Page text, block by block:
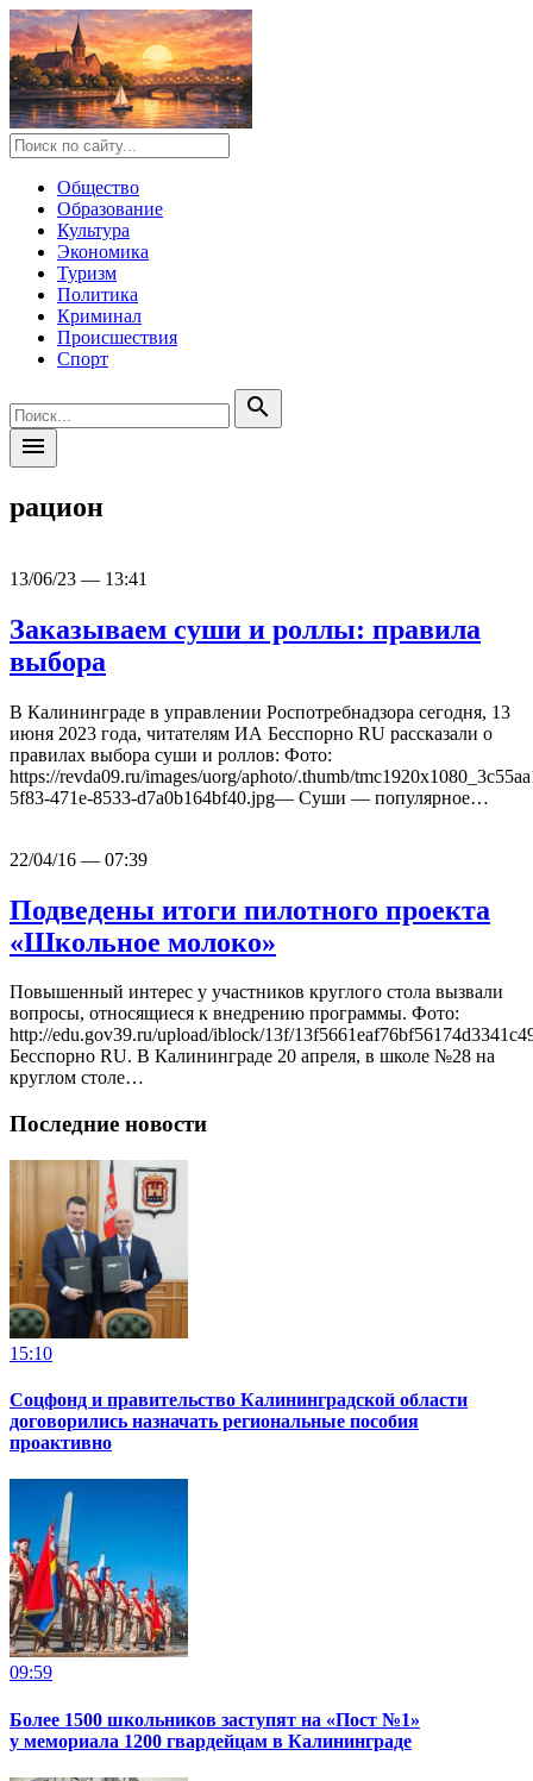
Общество
Образование
Культура
Экономика
Туризм
Политика
Криминал
Происшествия
Спорт
search
menu
рацион
13/06/23 — 13:41
Заказываем суши и роллы: правила
выбора
В Калининграде в управлении Роспотребнадзора сегодня, 13
июня 2023 года, читателям ИА Бесспорно RU рассказали о
правилах выбора суши и роллов: Фото:
https://revda09.ru/images/uorg/aphoto/.thumb/
5f83-471e-8533-d7a0b164bf40.jpg— Суши — популярное…
22/04/16 — 07:39
Подведены итоги пилотного проекта
«Школьное молоко»
Повышенный интерес у участников круглого стола вызвали
вопросы, относящиеся к внедрению программы. Фото:
http://edu.gov39.ru/upload/iblock/13f/
Бесспорно RU. В Калининграде 20 апреля, в школе №28 на
круглом столе…
Последние новости
15:10
Соцфонд и правительство Калининградской области
договорились назначать региональные пособия
проактивно
09:59
Более 1500 школьников заступят на «Пост №1»
у мемориала 1200 гвардейцам в Калининграде